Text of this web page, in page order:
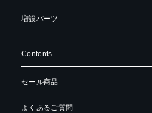
増設パーツ
Contents
セール商品
よくあるご質問